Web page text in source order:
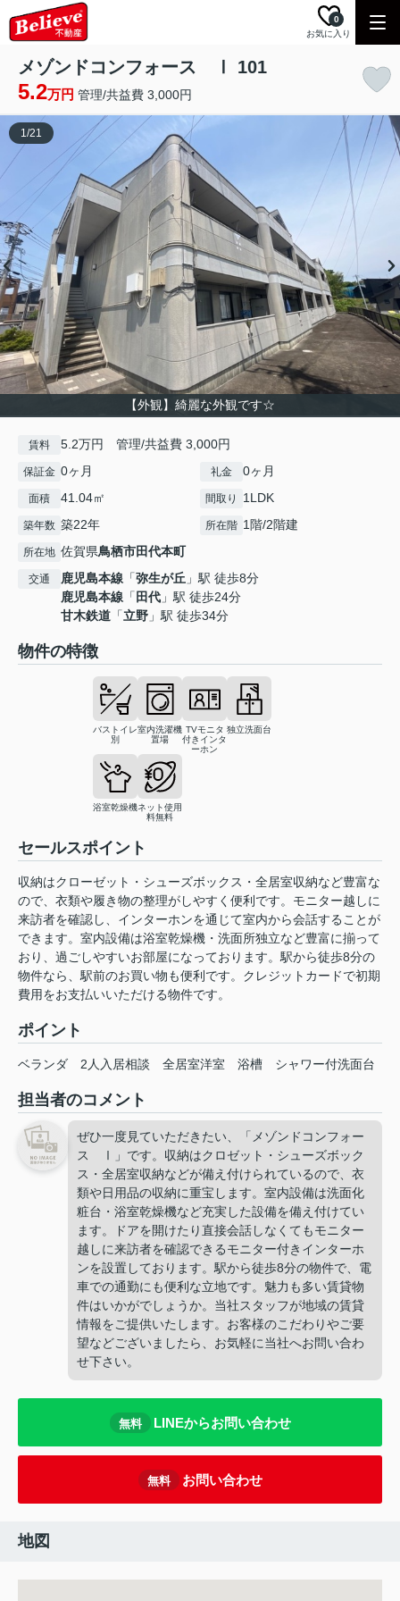
お気に入り
0
メゾンドコンフォース Ⅰ 101
5.2万円 管理/共益費 3,000円
【外観】綺麗な外観です☆
1/21
賃料 5.2万円 管理/共益費 3,000円
保証金 0ヶ月 礼金 0ヶ月
面積 41.04㎡ 間取り 1LDK
築年数 築22年 所在階 1階/2階建
所在地 佐賀県鳥栖市田代本町
交通 鹿児島本線 「弥生が丘 」駅 徒歩8分
鹿児島本線 「 田代 」駅 徒歩24分
甘木鉄道 「立野 」駅 徒歩34分
物件の特徴
バストイレ
別
室内洗濯機
置場
TVモニタ
付きインタ
ーホン
独立洗面台
浴室乾燥機ネット使用
料無料
セールスポイント
収納はクローゼット・シューズボックス・全居室収納など豊富な
ので、衣類や履き物の整理がしやすく便利です。モニター越しに
来訪者を確認し、インターホンを通じて室内から会話することが
できます。室内設備は浴室乾燥機・洗面所独立など豊富に揃って
おり、過ごしやすいお部屋になっております。駅から徒歩8分の
物件なら、駅前のお買い物も便利です。クレジットカードで初期
費用をお支払いいただける物件です。
ポイント
ベランダ 2人入居相談 全居室洋室 浴槽 シャワー付洗面台
担当者のコメント
ぜひ一度見ていただきたい、「メゾンドコンフォー
ス Ⅰ」です。収納はクロゼット・シューズボック
ス・全居室収納などが備え付けられているので、衣
類や日用品の収納に重宝します。室内設備は洗面化
粧台・浴室乾燥機など充実した設備を備え付けてい
ます。ドアを開けたり直接会話しなくてもモニター
越しに来訪者を確認できるモニター付きインターホ
ンを設置しております。駅から徒歩8分の物件で、電
車での通勤にも便利な立地です。魅力も多い賃貸物
件はいかがでしょうか。当社スタッフが地域の賃貸
情報をご提供いたします。お客様のこだわりやご要
望などございましたら、お気軽に当社へお問い合わ
せ下さい。
無料 LINEからお問い合わせ
無料 お問い合わせ
地図